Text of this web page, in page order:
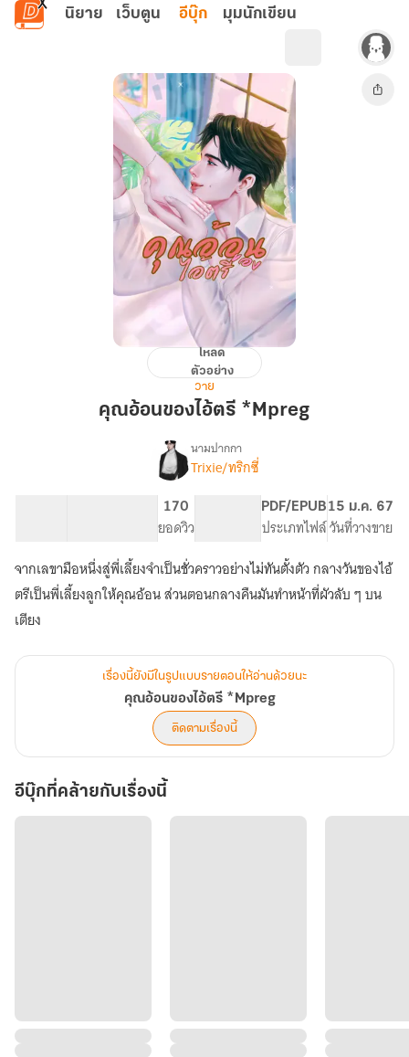
ข้ามไปยังเนื้อหาหลัก
นิยาย เว็บตูน อีบุ๊ก มุมนักเขียน
ของ
*Mpreg
โหลด
ตัวอย่าง
วาย
คุณอ้อนของไอ้ตรี *Mpreg
เรื่อง
*Mpreg
นามปากกา
Trixie/ทริกซี่
170
ยอดวิว
PDF/EPUB
ประเภทไฟล์
15 ม.ค. 67
วันที่วางขาย
จากเลขามือหนึ่งสู่พี่เลี้ยงจำเป็นชั่วคราวอย่างไม่ทันตั้งตัว กลางวันของไอ้
ตรีเป็นพี่เลี้ยงลูกให้คุณอ้อน ส่วนตอนกลางคืนมันทำหน้าที่ผัวลับ ๆ บน
เรื่องนี้ยังมีในรูปแบบรายตอนให้อ่านด้วยนะ
คุณอ้อนของไอ้ตรี *Mpreg
ติดตามเรื่องนี้
อีบุ๊กที่คล้ายกับเรื่องนี้